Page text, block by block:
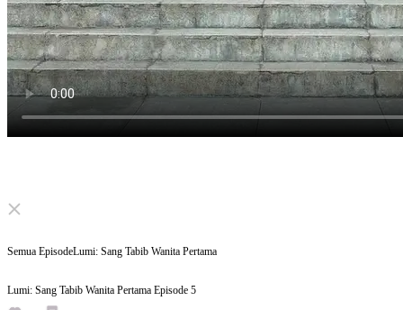
Click to unmute
Semua EpisodeLumi: Sang Tabib Wanita Pertama
Lumi: Sang Tabib Wanita Pertama Episode 5